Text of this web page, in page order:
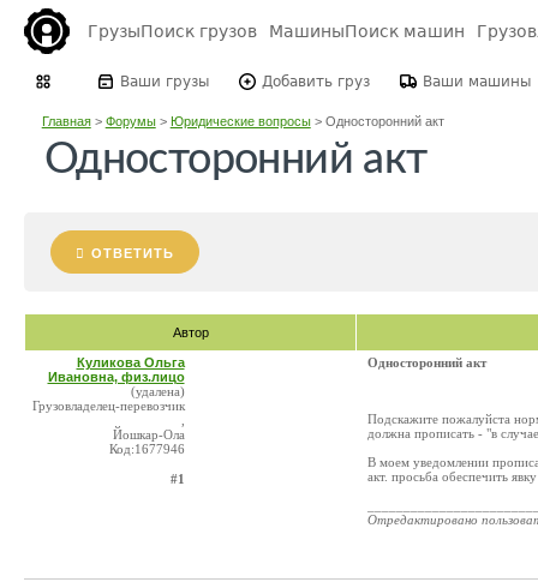
ГрузыПоиск грузов МашиныПоиск машин
Ваши грузы Добавить груз Ваши машины
Главная> Форумы> Юридические вопросы> Односторонний акт
Односторонний акт
ОТВЕТИТЬ
Автор
Куликова Ольга
Ивановна, физ.лицо
(удалена)
Грузовладелец-перевозчик
Йошкар-Ола
Код:1677946
#1
Односторонний акт
Подскажите пожалуйста
должна прописать - "в
В моем уведомлении
акт. просьба обеспечить
Отредактировано